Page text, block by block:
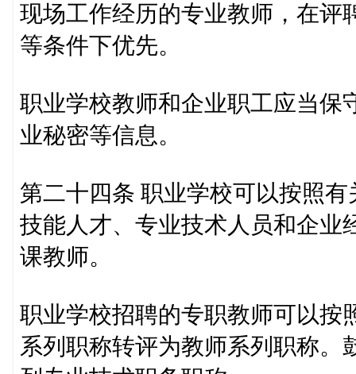
现场工作经历的专业教师，在评
等条件下优先。
职业学校教师和企业职工应当保
业秘密等信息。
第二十四条 职业学校可以按照
技能人才、专业技术人员和企业
课教师。
职业学校招聘的专职教师可以按
系列职称转评为教师系列职称。